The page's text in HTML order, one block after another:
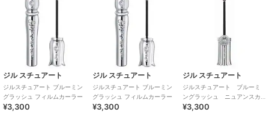
ジル スチュアート
ジルスチュアート ブルーミン
グラッシュ フィルムカーラー
¥3,300
ジル スチュアート
ジルスチュアート ブルーミン
グラッシュ フィルムカーラー
¥3,300
ジル スチュアート
ジルスチュアート ブルーミ
ングラッシュ ニュアンスカ
ーラー
¥3,300